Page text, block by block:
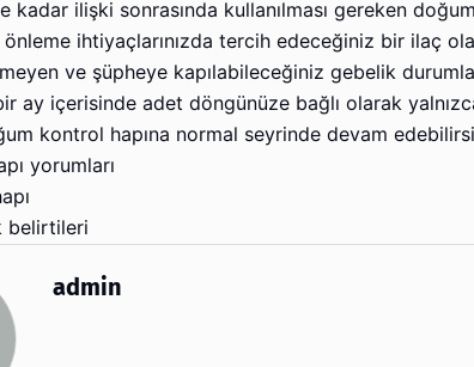
kadar ilişki sonrasında kullanılması gereken
önleme ihtiyaçlarınızda tercih edeceğiniz bir ilaç
ve şüpheye kapılabileceğiniz gebelik
ay içerisinde adet döngünüze bağlı olarak
kontrol hapına normal seyrinde devam
yorumları
belirtileri
admin